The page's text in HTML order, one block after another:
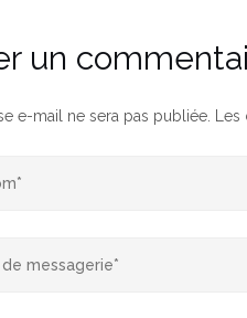
un
e-mail ne sera pas publiée.